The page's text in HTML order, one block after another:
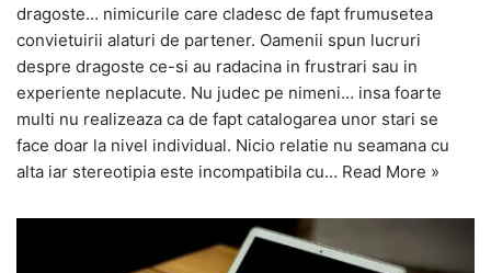
dragoste… nimicurile care cladesc de fapt frumusetea
convietuirii alaturi de partener. Oamenii spun lucruri
despre dragoste ce-si au radacina in frustrari sau in
experiente neplacute. Nu judec pe nimeni… insa foarte
multi nu realizeaza ca de fapt catalogarea unor stari se
face doar la nivel individual. Nicio relatie nu seamana cu
alta iar stereotipia este incompatibila cu… Read More »